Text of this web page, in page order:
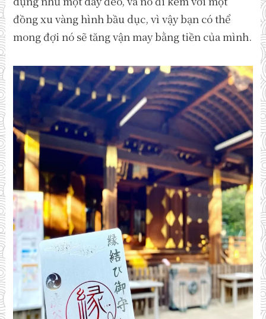
đồng xu vàng hình bầu dục, vì vậy bạn có thể
mong đợi nó sẽ tăng vận may bằng tiền của mình.